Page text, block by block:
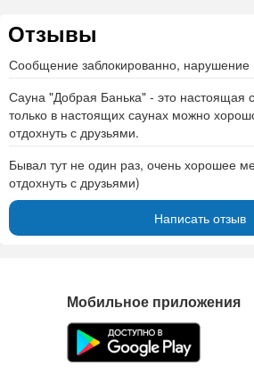
Отзывы
Сообщение заблокированно, нарушение
Сауна "Добрая Банька" - это настоящая
только в настоящих саунах можно
отдохнуть с друзьями.
Бывал тут не один раз, очень хорошее
отдохнуть с друзьями)
Написать отзыв
Мобильное приложения